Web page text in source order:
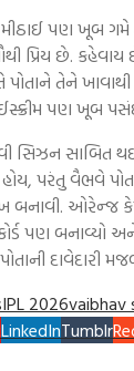
પણ ખૂબ ગમે
પ્રિય છે.
તેને
પણ ખૂબ
સિઝન સાબિત
હોય, પરંતુ વૈભવે
બનાવી. ઓરેન્જ
પણ બનાવ્યો
દાવેદારી
IPL 2026vaibhav
LinkedInTumblr